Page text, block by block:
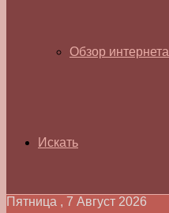
Обзор интернета
Искать
Пятница , 7 Август 2026